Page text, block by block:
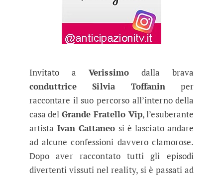
Invitato a Verissimodalla brava
conduttrice Silvia Toffanin per
raccontare il suo percorso all’interno della
casa del Grande Fratello Vip, l’esuberante
artista Ivan Cattaneo si è lasciato andare
ad alcune confessioni davvero clamorose.
Dopo aver raccontato tutti gli episodi
divertenti vissuti nel reality, si è passati ad